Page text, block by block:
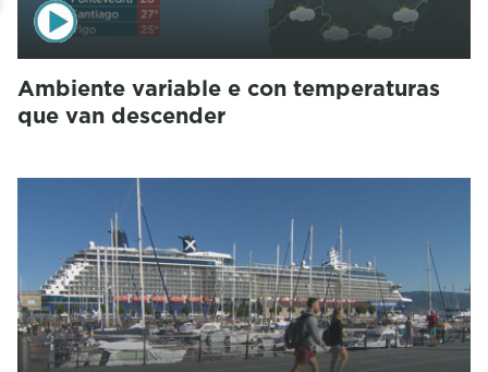
Ambiente variable e con temperaturas
que van descender